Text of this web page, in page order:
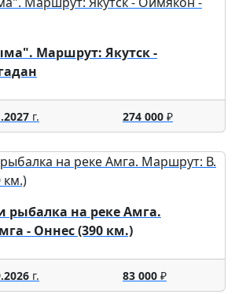
Маршрут: Якутск -
г. 274 000₽
рыбалка на реке Амга.
- Оннес (390 км.)
г. 83 000₽